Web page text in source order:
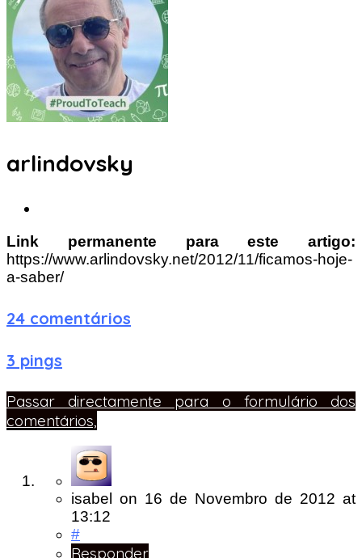
arlindovsky
Link permanente para este artigo:
https://www.arlindovsky.net/2012/11/ficamos-hoje-
a-saber/
24 comentários
3 pings
Passar directamente para o formulário dos
comentários,
isabel on 16 de Novembro de 2012 at
13:12
#
Responder